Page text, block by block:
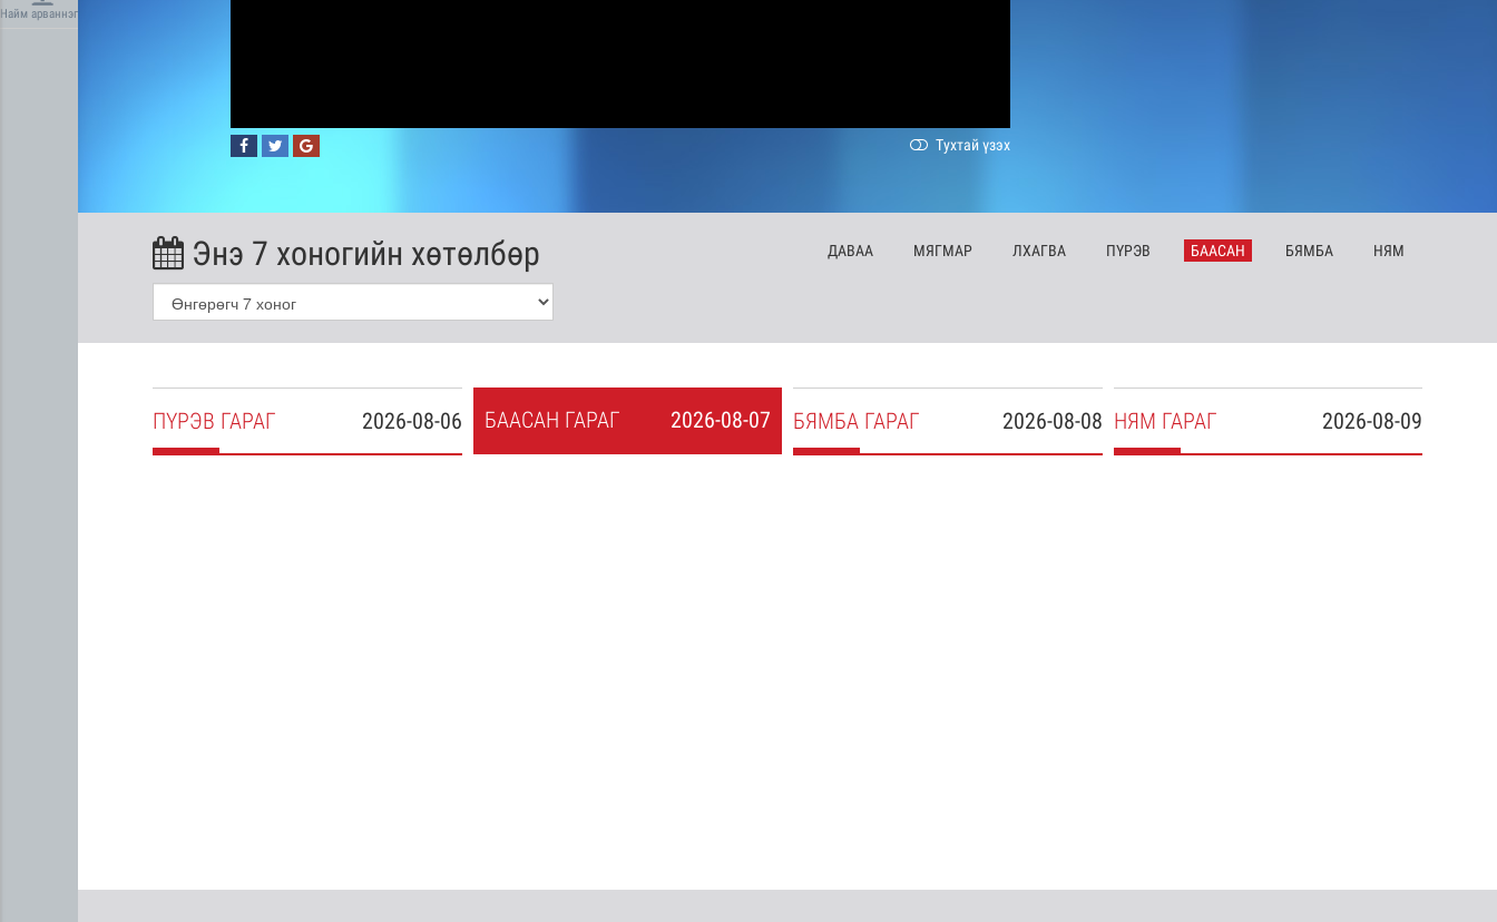
Найм арваннэг
Тухтай үзэх
Энэ 7 хоногийн хөтөлбөр ДАВАА МЯГМАР ЛХАГВА ПҮРЭВ БААСАН БЯМБА НЯМ
2026-08-06
ПҮРЭВ ГАРАГ 2026-08-07
БААСАН ГАРАГ 2026-08-08
БЯМБА ГАРАГ 2026-08-09
НЯМ ГАРАГ